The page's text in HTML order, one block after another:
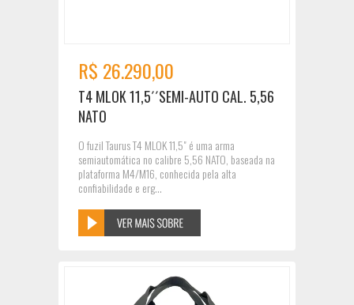
R$ 26.290,00
T4 MLOK 11,5´´SEMI-AUTO CAL. 5,56
NATO
O fuzil Taurus T4 MLOK 11,5" é uma arma
semiautomática no calibre 5,56 NATO, baseada na
plataforma M4/M16, conhecida pela alta
confiabilidade e erg...